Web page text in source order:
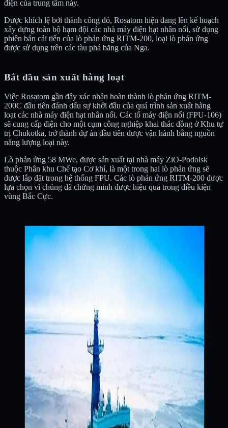
điện của trung tâm này.
Được khích lệ bởi thành công đó, Rosatom hiện đang lên kế hoạch
xây dựng toàn bộ hạm đội các nhà máy điện hạt nhân nổi, sử dụng
phiên bản cải tiến của lò phản ứng RITM-200, loại lò phản ứng
được sử dụng trên các tàu phá băng của Nga.
Bắt đầu sản xuất hàng loạt
Việc Rosatom gần đây xác nhận hoàn thành lò phản ứng RITM-
200C đầu tiên đánh dấu sự khởi đầu của quá trình sản xuất hàng
loạt các nhà máy điện hạt nhân nổi. Các tổ máy điện nổi (FPU-106)
sẽ cung cấp điện cho một cụm công nghiệp khai thác đồng ở Khu tự
trị Chukotka, trở thành dự án đầu tiên được vận hành bằng nguồn
năng lượng loại này.
Lò phản ứng 58 MWe, được sản xuất tại nhà máy ZiO-Podolsk
thuộc Phân khu Chế tạo Cơ khí, là một trong hai lò phản ứng sẽ
được lắp đặt trong hệ thống FPU. Các lò phản ứng RITM-200 được
lựa chọn vì chúng đã chứng minh được hiệu quả trong điều kiện
vùng Bắc Cực.